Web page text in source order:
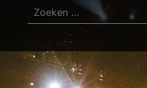
Zoeken
naar: